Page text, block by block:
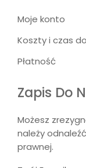
Moje konto
Koszty i czas
Płatność
Zapis Do
Możesz
należy
prawnej.